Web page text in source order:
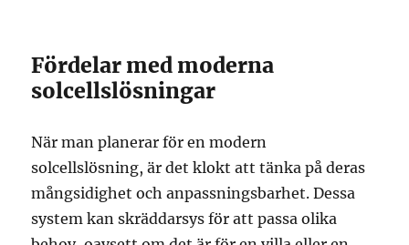
Fördelar med moderna
solcellslösningar
När man planerar för en modern
solcellslösning, är det klokt att tänka på deras
mångsidighet och anpassningsbarhet. Dessa
system kan skräddarsys för att passa olika